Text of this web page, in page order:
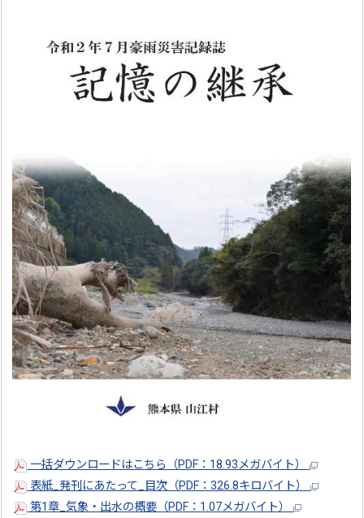
一括ダウンロードはこちら（PDF：18.93メガバイト）
表紙_発刊にあたって_目次（PDF：326.8キロバイト）
第1章_気象・出水の概要（PDF：1.07メガバイト）